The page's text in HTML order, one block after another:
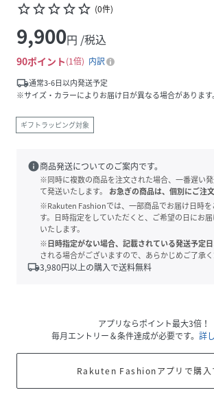
star_borderstar_borderstar_borderstar_borderstar_border (0件)
9,900円 /税込
90ポイント 1倍
内訳
local_shipping通常3-6日以内発送予定
※サイズ・カラーによりお届け日が異なる場合があります。
ギフトラッピング対象
info商品発送についてのご案内です。
※同時に複数の商品を注文された場合、一番遅い
て発送いたします。
お急ぎの商品は、個別にご注文
※Rakuten Fashionでは、一部商品でお届け日時を
す。日時指定をしていただくと、ご希望の日にお
いたします。
※日時指定がない場合、記載されている発送予定
される場合がございますので、あらかじめご了承く
local_shipping3,980円以上の購入で送料無料
アプリならポイント最大3倍！
毎月エントリー＆条件達成が必要です。 詳
Rakuten Fashionアプリで購入